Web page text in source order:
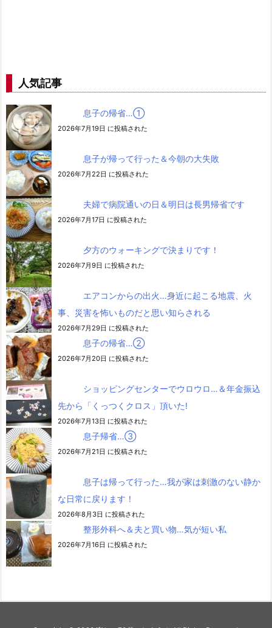
人気記事
息子の帰省…➀
2026年7月19日 に投稿された
息子が帰って行った＆今朝の大失敗
2026年7月22日 に投稿された
夫婦で病院通いの日＆明日は長男帰省です
2026年7月17日 に投稿された
夕方のウォーキングで決まりです！
2026年7月9日 に投稿された
エアコンからの出火…身近に起こる地震、火
事、災害を怖いものだと思い知らされる
2026年7月29日 に投稿された
息子の帰省…②
2026年7月20日 に投稿された
ショッピングセンターでウロウロ…＆年金振込
先から「くっつくクロス」頂いた!
2026年7月13日 に投稿された
息子帰省…③
2026年7月21日 に投稿された
息子は帰って行った…我が家は刺激のない静か
な日常に戻ります！
2026年8月3日 に投稿された
整形外科へ＆夫と買い物…気が短い私
2026年7月16日 に投稿された